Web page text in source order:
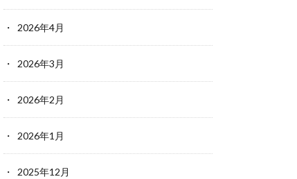
2026年4月
2026年3月
2026年2月
2026年1月
2025年12月